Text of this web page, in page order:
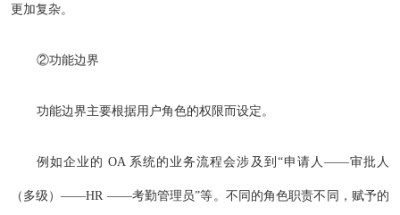
更加复杂。
②功能边界
功能边界主要根据用户角色的权限而设定。
例如企业的 OA 系统的业务流程会涉及到“申请人——审批人
（多级）——HR ——考勤管理员”等。不同的角色职责不同，赋予的